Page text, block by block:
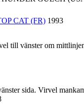
CAT (FR) 1993
till vänster om
sida. Virvel